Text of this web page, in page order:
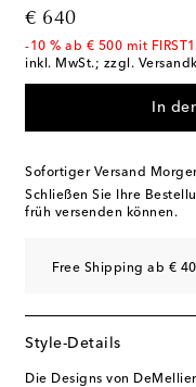
€ 640
original price
-10 % ab € 500 mit
inkl. MwSt.; zzgl.
In
Sofortiger Versand
Schließen Sie Ihre
früh versenden können.
Free Shipping ab €
Style-Details
Die Designs von